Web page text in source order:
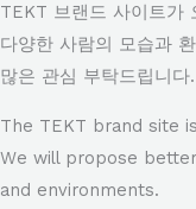
TEKT 브랜드 사이트가
다양한 사람의 모습과
많은 관심 부탁드립니다.
The TEKT brand site
We will propose
and environments.